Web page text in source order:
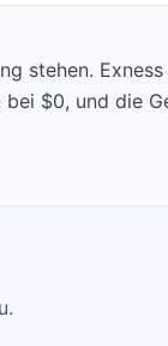
stehen.
$0, und die